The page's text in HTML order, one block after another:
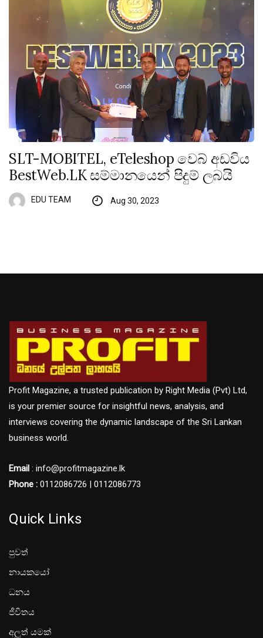
SLT-MOBITEL, eTeleshop වෙබ් අඩවිය
BestWeb.LK සම්මානයෙන් පිදුම් ලබයි
EDU TEAM Aug 30, 2023
Profit Magazine, a trusted publication by Right Media (Pvt) Ltd,
is your premier source for insightful news, analysis, and
interviews covering the dynamic landscape of the Sri Lankan
business world.
Email : info@profitmagazine.lk
Phone : 0112086726 | 0112086773
Quick Links
පුවත්
නායකයෝ
ධනය
ජීවිතය
අලූත් යමක්